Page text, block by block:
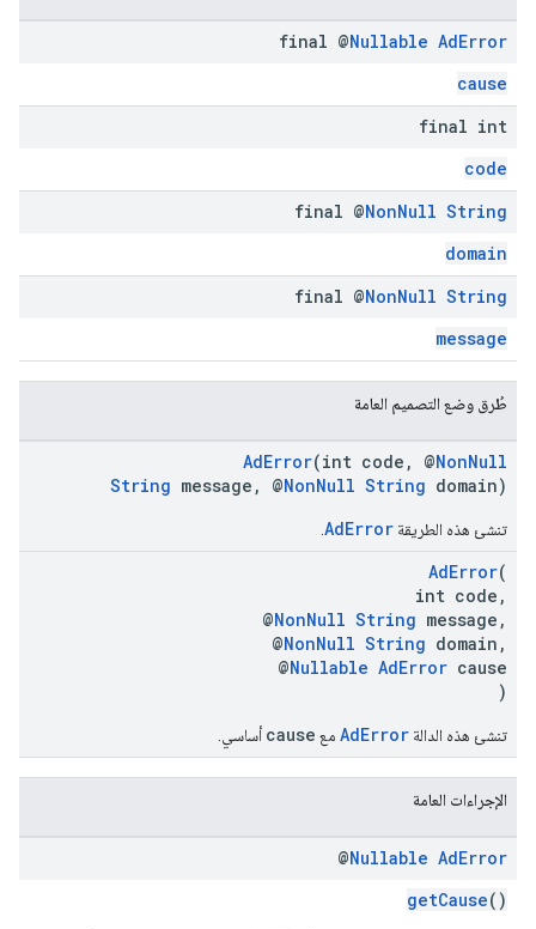
final @Nullable AdError
cause
final int
code
final @NonNull String
domain
final @NonNull String
message
طُرق وضع التصميم العامة
AdError(int code, @NonNull
String message, @NonNull String domain)
تنشئ هذه الطريقة AdError
AdError(
int code,
@NonNull String message,
@NonNull String domain,
@Nullable AdError cause
)
تنشئ هذه الدالة AdError مع cause أساسي.
الإجراءات العامة
@Nullable AdError
getCause()